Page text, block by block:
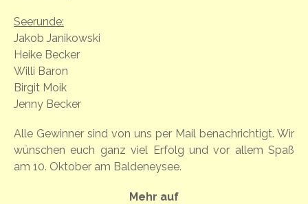
Seerunde:
Jakob Janikowski
Heike Becker
Willi Baron
Birgit Moik
Jenny Becker
Alle Gewinner sind von uns per Mail benachrichtigt. Wir
wünschen euch ganz viel Erfolg und vor allem Spaß
am 10. Oktober am Baldeneysee.
Mehr auf